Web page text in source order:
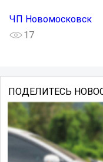
ЧП Новомосковск
17
ПОДЕЛИТЕСЬ